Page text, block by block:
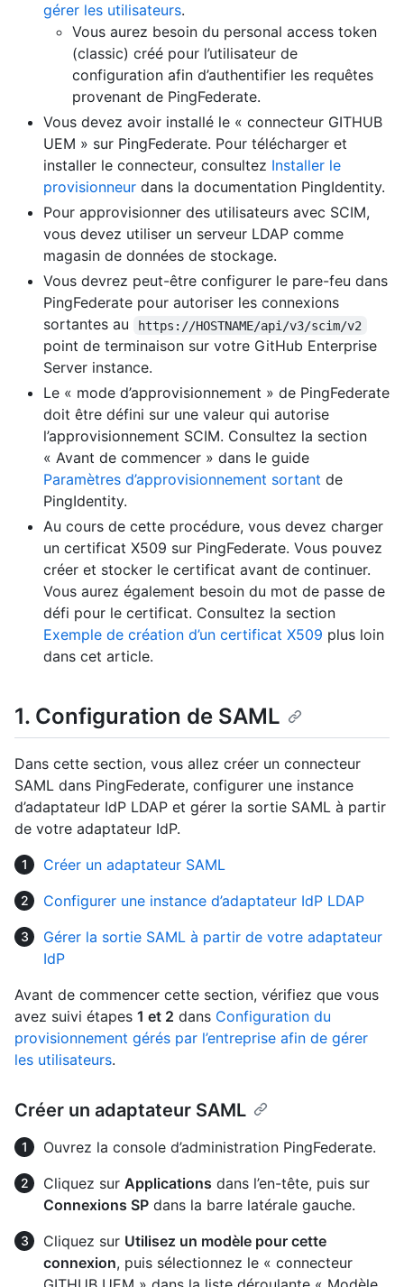
gérer les utilisateurs.
Vous aurez besoin du personal access token
(classic) créé pour l’utilisateur de
configuration afin d’authentifier les requêtes
provenant de PingFederate.
Vous devez avoir installé le « connecteur GITHUB
UEM » sur PingFederate. Pour télécharger et
installer le connecteur, consultez Installer le
provisionneur dans la documentation PingIdentity.
Pour approvisionner des utilisateurs avec SCIM,
vous devez utiliser un serveur LDAP comme
magasin de données de stockage.
Vous devrez peut-être configurer le pare-feu dans
PingFederate pour autoriser les connexions
sortantes au
https://HOSTNAME/api/v3/scim/v2
point de terminaison sur votre GitHub Enterprise
Server instance.
Le « mode d’approvisionnement » de PingFederate
doit être défini sur une valeur qui autorise
l’approvisionnement SCIM. Consultez la section
« Avant de commencer » dans le guide
Paramètres d’approvisionnement sortant de
PingIdentity.
Au cours de cette procédure, vous devez charger
un certificat X509 sur PingFederate. Vous pouvez
créer et stocker le certificat avant de continuer.
Vous aurez également besoin du mot de passe de
défi pour le certificat. Consultez la section
Exemple de création d’un certificat X509 plus loin
dans cet article.
1. Configuration de SAML
Dans cette section, vous allez créer un connecteur
SAML dans PingFederate, configurer une instance
d’adaptateur IdP LDAP et gérer la sortie SAML à partir
de votre adaptateur IdP.
Créer un adaptateur SAML
Configurer une instance d’adaptateur IdP LDAP
Gérer la sortie SAML à partir de votre adaptateur
IdP
Avant de commencer cette section, vérifiez que vous
avez suivi étapes 1 et 2 dans Configuration du
provisionnement gérés par l’entreprise afin de gérer
les utilisateurs.
Créer un adaptateur SAML
Ouvrez la console d’administration PingFederate.
Cliquez sur Applications dans l’en-tête, puis sur
Connexions SP dans la barre latérale gauche.
Cliquez sur Utilisez un modèle pour cette
connexion, puis sélectionnez le « connecteur